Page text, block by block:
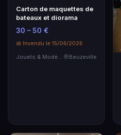
Carton de maquettes de
bateaux et diorama
30 – 50 €
📅 Invendu le 15/06/2026
Beuzeville